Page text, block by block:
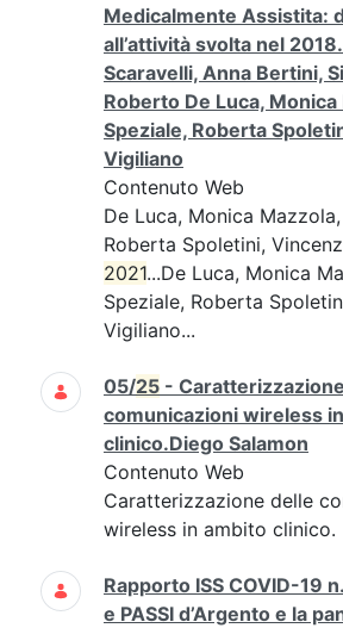
Medicalmente Assistita:
all’attività svolta nel
Scaravelli, Anna Bertini,
Roberto De Luca,
Speziale, Roberta
Vigiliano
Contenuto Web
De Luca, Monica
Roberta Spoletini,
2021...De Luca, Monica
Speziale, Roberta
Vigiliano...
05/25 -
comunicazioni wireless
clinico.Diego Salamon
Contenuto Web
Caratterizzazione delle
wireless in ambito clinico.
Rapporto ISS COVID-19
e PASSI d’Argento e la